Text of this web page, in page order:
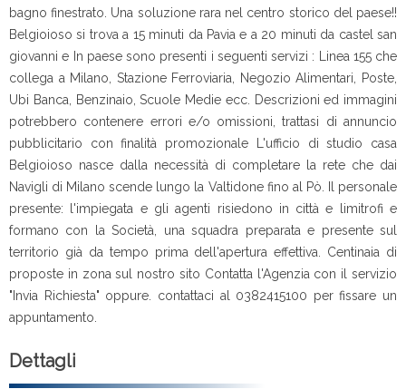
bagno finestrato. Una soluzione rara nel centro storico del paese!!
Belgioioso si trova a 15 minuti da Pavia e a 20 minuti da castel san
giovanni e In paese sono presenti i seguenti servizi : Linea 155 che
collega a Milano, Stazione Ferroviaria, Negozio Alimentari, Poste,
Ubi Banca, Benzinaio, Scuole Medie ecc. Descrizioni ed immagini
potrebbero contenere errori e/o omissioni, trattasi di annuncio
pubblicitario con finalità promozionale L'ufficio di studio casa
Belgioioso nasce dalla necessità di completare la rete che dai
Navigli di Milano scende lungo la Valtidone fino al Pò. Il personale
presente: l'impiegata e gli agenti risiedono in città e limitrofi e
formano con la Società, una squadra preparata e presente sul
territorio già da tempo prima dell'apertura effettiva. Centinaia di
proposte in zona sul nostro sito Contatta l'Agenzia con il servizio
"Invia Richiesta" oppure. contattaci al 0382415100 per fissare un
appuntamento.
Dettagli